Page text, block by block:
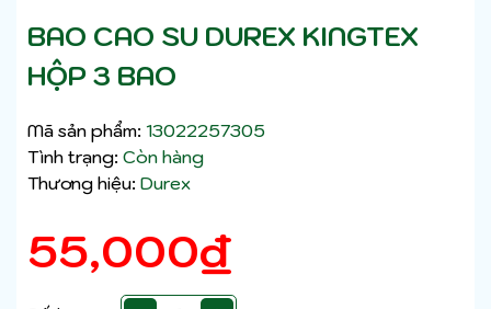
BAO CAO SU DUREX KINGTEX
HỘP 3 BAO
Mã sản phẩm: 13022257305
Tình trạng: Còn hàng
Thương hiệu: Durex
55,000₫